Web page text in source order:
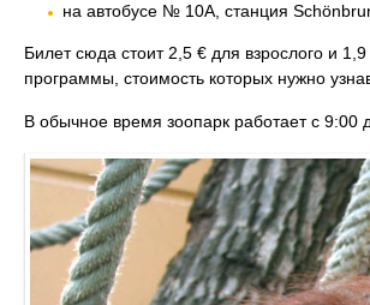
на автобусе № 10A, станция
Билет сюда стоит 2,5 € для взрослого и
программы, стоимость которых нужно
В обычное время зоопарк работает с 9:00